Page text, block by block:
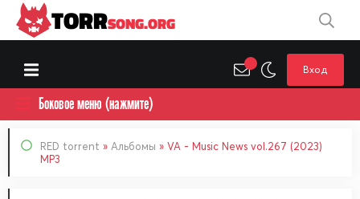
Боковое меню (нажмите)
RED torrent » Альбомы » VA - Music News vol.267 (2023)
MP3
TORRSONG.ORG
Вход